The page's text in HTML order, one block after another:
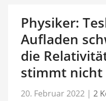
Physiker:
Aufladen
die
stimmt nicht
20. Februar 2022 | 2